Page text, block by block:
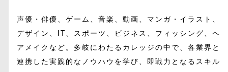
声優・俳優、ゲーム、音楽、動画、マンガ・イラスト、
デザイン、IT、スポーツ、ビジネス、フィッシング、ヘ
アメイクなど。多岐にわたるカレッジの中で、各業界と
連携した実践的なノウハウを学び、即戦力となるスキル